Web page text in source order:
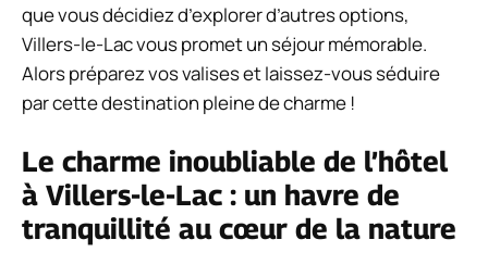
que vous décidiez d’explorer d’autres options,
Villers-le-Lac vous promet un séjour mémorable.
Alors préparez vos valises et laissez-vous séduire
par cette destination pleine de charme !
Le charme inoubliable de l’hôtel
à Villers-le-Lac : un havre de
tranquillité au cœur de la nature